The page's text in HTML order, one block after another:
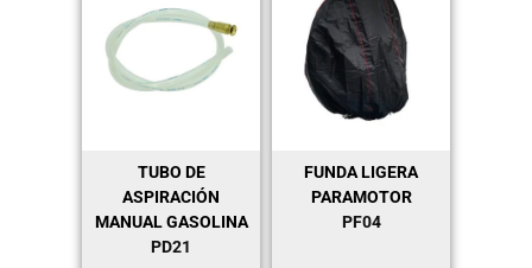
TUBO DE
ASPIRACIÓN
MANUAL GASOLINA
PD21
FUNDA LIGERA
PARAMOTOR
PF04